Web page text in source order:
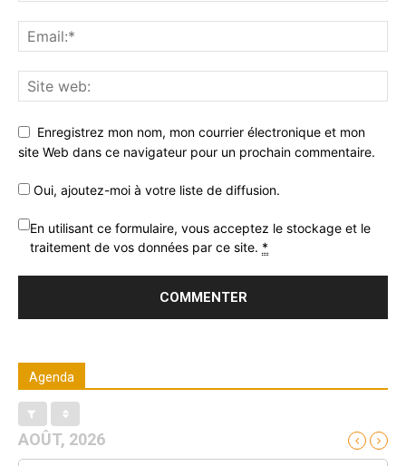
Enregistrez mon nom, mon courrier électronique et mon
site Web dans ce navigateur pour un prochain commentaire.
Oui, ajoutez-moi à votre liste de diffusion.
En utilisant ce formulaire, vous acceptez le stockage et le
traitement de vos données par ce site. *
Agenda
AOÛT, 2026